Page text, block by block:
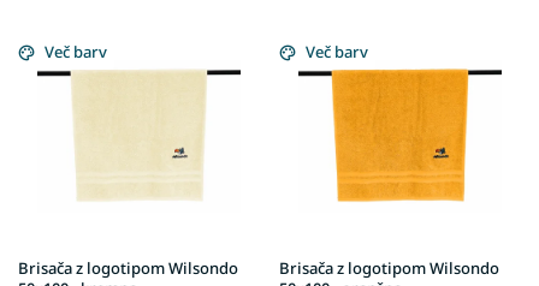
e
v
i
d
Več barv
Brisača z logotipom Wilsondo
Več barv
Brisača z logotipom Wilsondo